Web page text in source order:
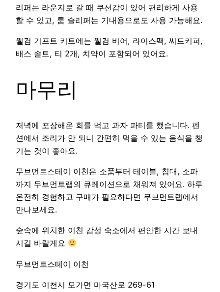
리퍼는 라운지로 갈 때 쿠션감이 있어 편리하게 사용
할 수 있고, 룸 슬리퍼는 기내용으로도 사용 가능해요.
웰컴 기프트 키트에는 웰컴 비어, 라이스팩, 씨드키퍼,
배스 솔트, 티 2개, 치약이 포함되어 있어요.
마무리
저녁에 포장해온 회를 먹고 과자 파티를 했습니다. 펜
션에서 조리가 안 되니 간편히 먹을 수 있는 음식을 챙
기는 것이 좋아요.
무브먼트스테이 이천은 소품부터 테이블, 침대, 소파
까지 무브먼트랩의 큐레이션으로 채워져 있어요. 하루
온전히 경험하고 구매가 필요하다면 무브먼트랩에서
만나보세요.
숲속에 위치한 이천 감성 숙소에서 편안한 시간 보내
시길 바랄게요
무브먼트스테이 이천
경기도 이천시 모가면 마국산로 269-61